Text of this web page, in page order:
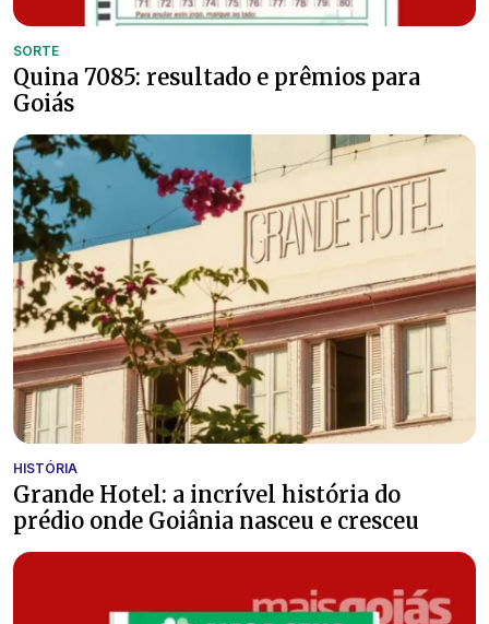
SORTE
Quina 7085: resultado e prêmios para
Goiás
HISTÓRIA
Grande Hotel: a incrível história do
prédio onde Goiânia nasceu e cresceu